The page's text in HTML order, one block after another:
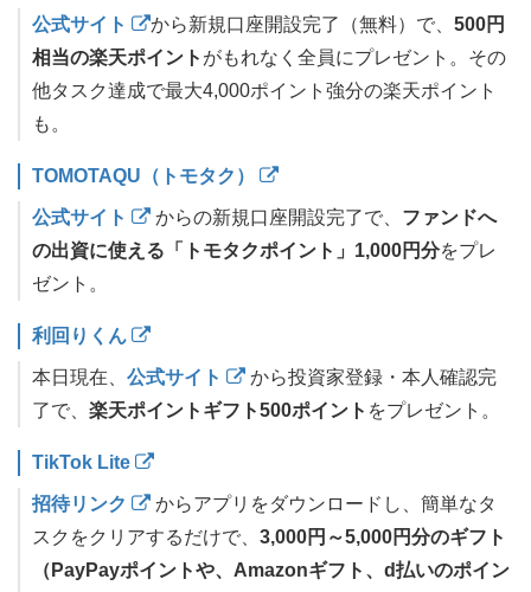
公式サイト から新規口座開設完了（無料）で、 500円
相当の楽天ポイント がもれなく全員にプレゼント。その
他タスク達成で最大4,000ポイント強分の楽天ポイント
も。
TOMOTAQU（トモタク）
公式サイト からの新規口座開設完了で、 ファンドへ
の出資に使える「トモタクポイント」1,000円分をプレ
ゼント。
利回りくん
本日現在、 公式サイト
から投資家登録・本人確認完
了で、 楽天ポイントギフト500ポイント をプレゼント。
TikTok Lite
招待リンク
からアプリをダウンロードし、簡単なタ
スクをクリアするだけで、 3,000円～5,000円分のギフト
（PayPayポイントや、Amazonギフト、d払いのポイン